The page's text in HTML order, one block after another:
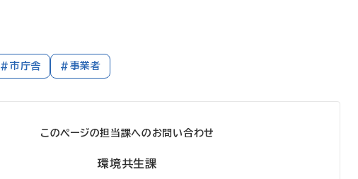
#市庁舎 #事業者
このページの担当課へのお問い合わせ
環境共生課